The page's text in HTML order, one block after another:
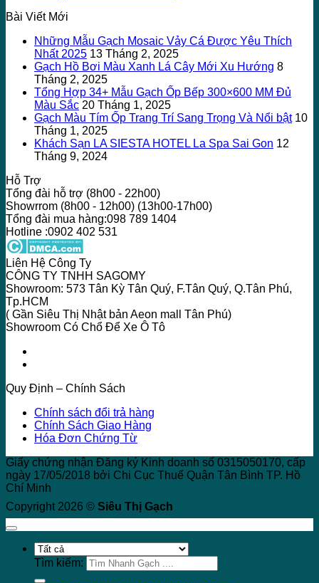
Bài Viết Mới
Những Mẫu Gạch Mosaic Vảy Cá Được Yêu Thích
Nhất 2025 13 Tháng 2, 2025
Gạch Hồ Bơi Màu Xanh Lá Cây Mới Xu Hướng 8
Tháng 2, 2025
Tổng Hợp 34+ Mẫu Gạch Ốp Bếp 300×600 MM Đủ
Màu Sắc 20 Tháng 1, 2025
Gạch Màu Tím Ốp Trang Trí Sang Trọng Và Nổi bật 10
Tháng 1, 2025
Khách Sạn LA SIESTA HOTEL La Spa Sai Gon 12
Tháng 9, 2024
Hỗ Trợ
Tổng đài hỗ trợ (8h00 - 22h00)
Showrrom (8h00 - 12h00) (13h00-17h00)
Tổng đài mua hàng:098 789 1404
Hotline :0902 402 531
Liên Hệ Công Ty
CÔNG TY TNHH SAGOMY
Showroom: 573 Tân Kỳ Tân Quý, F.Tân Quý, Q.Tân Phú,
Tp.HCM
( Gần Siêu Thị Nhật bản Aeon mall Tân Phú)
Showroom Có Chổ Để Xe Ô Tô
Quy Định – Chính Sách
Chính sách đổi trả hàng
Chính Sách Giao Hàng
Hóa Đơn Chứng Từ
Giấy chứng nhận Đăng ký Kinh doanh số 0315050170, cấp
ngày 17/05/2018 bởi Chi Cục Thuế Quận Tân Bình TP. Hồ
Chí Minh
Copyright 2026 © Siêu Thị Gạch
Tìm kiếm: